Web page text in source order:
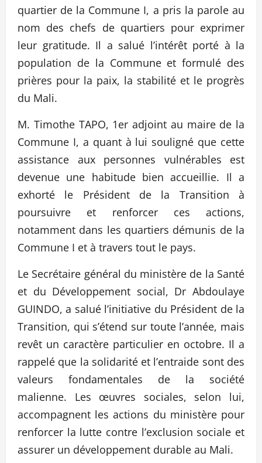
quartier de la Commune I, a pris la parole au
nom des chefs de quartiers pour exprimer
leur gratitude. Il a salué l’intérêt porté à la
population de la Commune et formulé des
prières pour la paix, la stabilité et le progrès
du Mali.
M. Timothe TAPO, 1er adjoint au maire de la
Commune I, a quant à lui souligné que cette
assistance aux personnes vulnérables est
devenue une habitude bien accueillie. Il a
exhorté le Président de la Transition à
poursuivre et renforcer ces actions,
notamment dans les quartiers démunis de la
Commune I et à travers tout le pays.
Le Secrétaire général du ministère de la Santé
et du Développement social, Dr Abdoulaye
GUINDO, a salué l’initiative du Président de la
Transition, qui s’étend sur toute l’année, mais
revêt un caractère particulier en octobre. Il a
rappelé que la solidarité et l’entraide sont des
valeurs fondamentales de la société
malienne. Les œuvres sociales, selon lui,
accompagnent les actions du ministère pour
renforcer la lutte contre l’exclusion sociale et
assurer un développement durable au Mali.